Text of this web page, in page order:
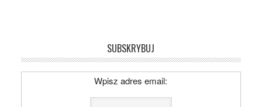
SUBSKRYBUJ
Wpisz adres email: